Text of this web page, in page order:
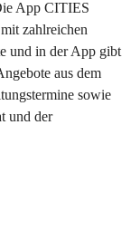
App CITIES
zahlreichen
und in der App gibt
aus dem
sowie
und der